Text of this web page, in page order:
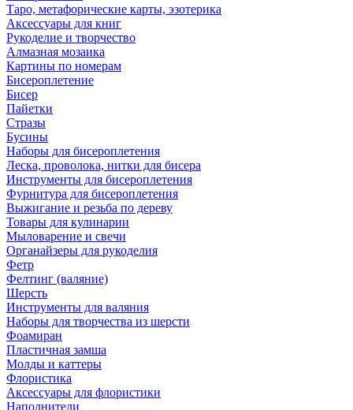
Таро, метафорические карты, эзотерика
Аксессуары для книг
Рукоделие и творчество
Алмазная мозаика
Картины по номерам
Бисероплетение
Бисер
Пайетки
Стразы
Бусины
Наборы для бисероплетения
Леска, проволока, нитки для бисера
Инструменты для бисероплетения
Фурнитура для бисероплетения
Выжигание и резьба по дереву
Товары для кулинарии
Мыловарение и свечи
Органайзеры для рукоделия
Фетр
Фелтинг (валяние)
Шерсть
Инструменты для валяния
Наборы для творчества из шерсти
Фоамиран
Пластичная замша
Молды и каттеры
Флористика
Аксессуары для флористики
Наполнители